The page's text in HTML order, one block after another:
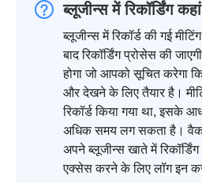
ब्लूजीन्स में रिकॉर्डिंग
ब्लूजीन्स में रिकॉर्ड की गई
बाद रिकॉर्डिंग प्रोसेस की
होगा जो आपको सूचित करेगा कि
और देखने के लिए तैयार है।
रिकॉर्ड किया गया था, इसके
अधिक समय लग सकता है।
अपने ब्लूजीन्स खाते में
एक्सेस करने के लिए लॉग इन